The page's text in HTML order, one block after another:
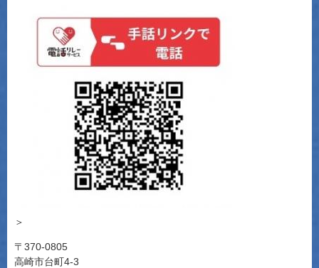
＞
〒370-0805
高崎市台町4-3